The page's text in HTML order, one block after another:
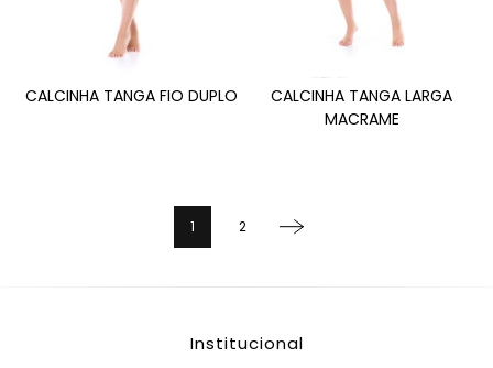
CALCINHA TANGA FIO DUPLO
CALCINHA TANGA LARGA
MACRAME
1 2
Institucional